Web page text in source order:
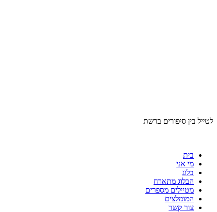
לטייל בין סיפורים ברשת
בית
מי אני
בלוג
הבלוג מתארח
מטיילים מספרים
המומלצים
צור קשר